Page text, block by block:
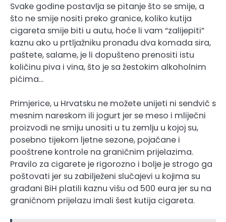
Svake godine postavlja se pitanje što se smije, a
što ne smije nositi preko granice, koliko kutija
cigareta smije biti u autu, hoće li vam “zalijepiti”
kaznu ako u prtljažniku pronađu dva komada sira,
paštete, salame, je li dopušteno prenositi istu
količinu piva i vina, što je sa žestokim alkoholnim
pićima…
Primjerice, u Hrvatsku ne možete unijeti ni sendvič s
mesnim nareskom ili jogurt jer se meso i mliječni
proizvodi ne smiju unositi u tu zemlju u kojoj su,
posebno tijekom ljetne sezone, pojačane i
pooštrene kontrole na graničnim prijelazima.
Pravilo za cigarete je rigorozno i bolje je strogo ga
poštovati jer su zabilježeni slučajevi u kojima su
građani BiH platili kaznu višu od 500 eura jer su na
graničnom prijelazu imali šest kutija cigareta.